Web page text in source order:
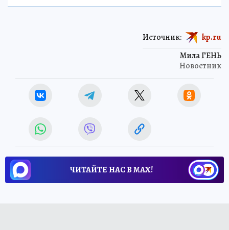
Мила ГЕНЬ
Новостник
Источник: kp.ru
ЧИТАЙТЕ НАС В МАХ!